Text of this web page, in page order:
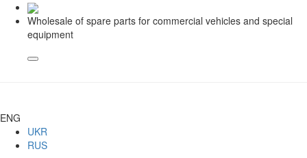
Wholesale of spare parts for commercial vehicles and special
equipment
ENG
UKR
RUS